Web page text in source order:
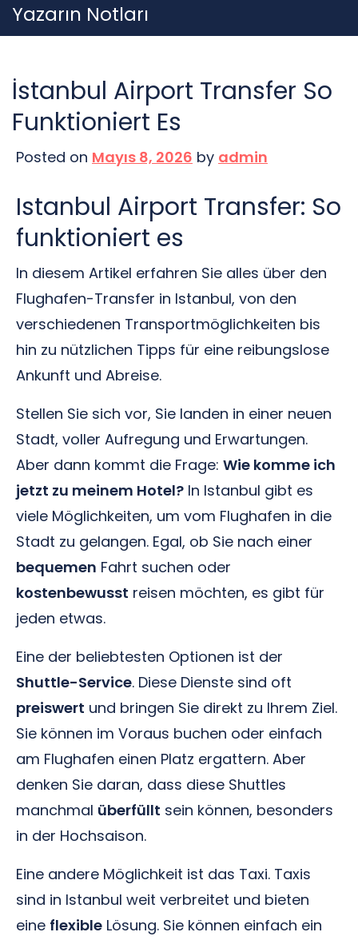
Skip
to
Yazarın Notları
İstanbul Airport Transfer So
Funktioniert Es
Posted on Mayıs 8, 2026 by admin
Istanbul Airport Transfer: So
funktioniert es
In diesem Artikel erfahren Sie alles über den
Flughafen-Transfer in Istanbul, von den
verschiedenen Transportmöglichkeiten bis
hin zu nützlichen Tipps für eine reibungslose
Ankunft und Abreise.
Stellen Sie sich vor, Sie landen in einer neuen
Stadt, voller Aufregung und Erwartungen.
Aber dann kommt die Frage: Wie komme ich
jetzt zu meinem Hotel? In Istanbul gibt es
viele Möglichkeiten, um vom Flughafen in die
Stadt zu gelangen. Egal, ob Sie nach einer
bequemen Fahrt suchen oder
kostenbewusst reisen möchten, es gibt für
jeden etwas.
Eine der beliebtesten Optionen ist der
Shuttle-Service. Diese Dienste sind oft
preiswert und bringen Sie direkt zu Ihrem Ziel.
Sie können im Voraus buchen oder einfach
am Flughafen einen Platz ergattern. Aber
denken Sie daran, dass diese Shuttles
manchmal überfüllt sein können, besonders
in der Hochsaison.
Eine andere Möglichkeit ist das Taxi. Taxis
sind in Istanbul weit verbreitet und bieten
eine flexible Lösung. Sie können einfach ein